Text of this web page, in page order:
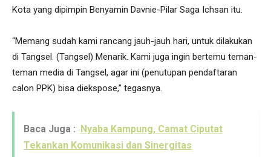
Kota yang dipimpin Benyamin Davnie-Pilar Saga Ichsan itu.
“Memang sudah kami rancang jauh-jauh hari, untuk dilakukan
di Tangsel. (Tangsel) Menarik. Kami juga ingin bertemu teman-
teman media di Tangsel, agar ini (penutupan pendaftaran
calon PPK) bisa diekspose,” tegasnya.
Baca Juga : Nyaba Kampung, Camat Ciputat
Tekankan Komunikasi dan Sinergitas